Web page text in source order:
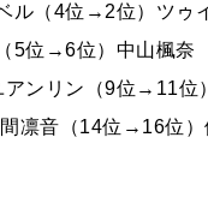
ル（4位→2位）ツ
5位→6位）中山楓
ンリン（9位→11
凛音（14位→16位